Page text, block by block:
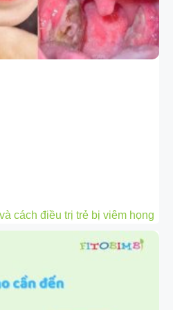
cách điều trị trẻ bị viêm họng